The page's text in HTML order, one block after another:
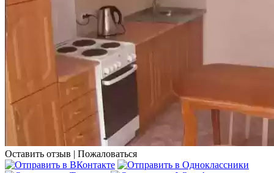
Оставить отзыв | Пожаловаться